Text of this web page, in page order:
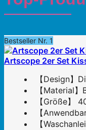
Bestseller Nr. 1
Artscope 2er Set
【Design
【Material
【Größe】
【
【